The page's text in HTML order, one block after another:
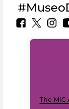
The MiC